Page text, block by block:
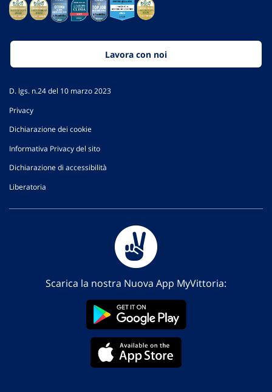
Lavora con noi
D. lgs. n.24 del 10 marzo 2023
Privacy
Dichiarazione dei cookie
Informativa Privacy del sito
Dichiarazione di accessibilità
Liberatoria
Scarica la nostra Nuova App MyVittoria: